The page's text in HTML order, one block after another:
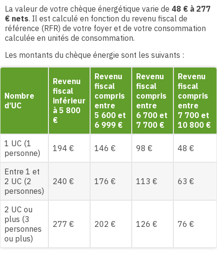
La valeur de votre chèque énergétique varie de 48 € à 277
€ nets. Il est calculé en fonction du revenu fiscal de
référence (RFR) de votre foyer et de votre consommation
calculée en unités de consommation.
Les montants du chèque énergie sont les suivants :
Nombre
d’UC
Revenu
fiscal
inférieur
à 5 800
€
Revenu
fiscal
compris
entre
5 600 et
6 999 €
Revenu
fiscal
compris
entre
6 700 et
7 700 €
Revenu
fiscal
compris
entre
7 700 et
10 800 €
1 UC (1
personne)
194 € 146 € 98 € 48 €
Entre 1 et
2 UC (2
personnes)
240 € 176 € 113 € 63 €
2 UC ou
plus (3
personnes
ou plus)
277 € 202 € 126 € 76 €